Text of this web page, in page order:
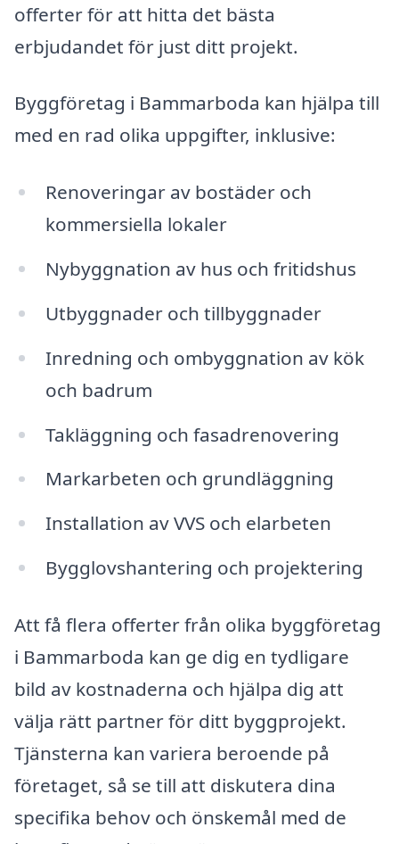
offerter för att hitta det bästa
erbjudandet för just ditt projekt.
Byggföretag i Bammarboda kan hjälpa till
med en rad olika uppgifter, inklusive:
Renoveringar av bostäder och
kommersiella lokaler
Nybyggnation av hus och fritidshus
Utbyggnader och tillbyggnader
Inredning och ombyggnation av kök
och badrum
Takläggning och fasadrenovering
Markarbeten och grundläggning
Installation av VVS och elarbeten
Bygglovshantering och projektering
Att få flera offerter från olika byggföretag
i Bammarboda kan ge dig en tydligare
bild av kostnaderna och hjälpa dig att
välja rätt partner för ditt byggprojekt.
Tjänsterna kan variera beroende på
företaget, så se till att diskutera dina
specifika behov och önskemål med de